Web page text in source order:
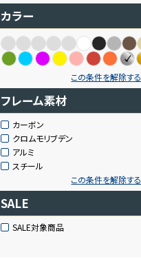
カラー
この条件を解除する
フレーム素材
カーボン
クロムモリブデン
アルミ
スチール
この条件を解除する
SALE
SALE対象商品